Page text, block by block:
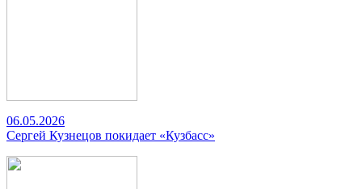
06.05.2026
Сергей Кузнецов покидает «Кузбасс»